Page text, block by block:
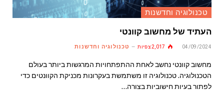
טכנולוגיה וחדשנות
העתיד של מחשוב קוונטי
04/09/2024
2,017 צפיות טכנולוגיה וחדשנות
מחשוב קוונטי נחשב לאחת ההתפתחויות המרגשות ביותר בעולם
הטכנולוגיה. טכנולוגיה זו משתמשת בעקרונות מכניקת הקוונטים כדי
לפתור בעיות חישוביות בצורה…